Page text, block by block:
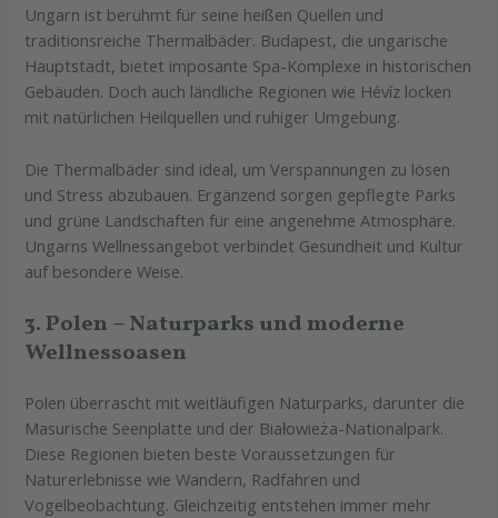
Ungarn ist berühmt für seine heißen Quellen und
traditionsreiche Thermalbäder. Budapest, die ungarische
Hauptstadt, bietet imposante Spa-Komplexe in historischen
Gebäuden. Doch auch ländliche Regionen wie Hévíz locken
mit natürlichen Heilquellen und ruhiger Umgebung.
Die Thermalbäder sind ideal, um Verspannungen zu lösen
und Stress abzubauen. Ergänzend sorgen gepflegte Parks
und grüne Landschaften für eine angenehme Atmosphäre.
Ungarns Wellnessangebot verbindet Gesundheit und Kultur
auf besondere Weise.
3. Polen – Naturparks und moderne
Wellnessoasen
Polen überrascht mit weitläufigen Naturparks, darunter die
Masurische Seenplatte und der Białowieża-Nationalpark.
Diese Regionen bieten beste Voraussetzungen für
Naturerlebnisse wie Wandern, Radfahren und
Vogelbeobachtung. Gleichzeitig entstehen immer mehr